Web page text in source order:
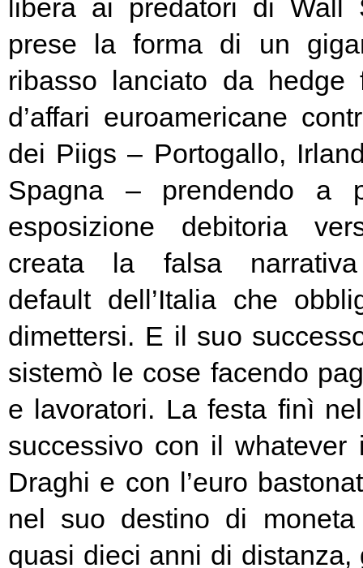
libera ai predatori di Wall
prese la forma di un
ribasso lanciato da hedge
d’affari euroamericane
dei Piigs – Portogallo,
Spagna – prendendo a
esposizione debitoria
creata la falsa narrativa
default dell’Italia che
dimettersi. E il suo
sistemò le cose facendo
e lavoratori. La festa finì
successivo con il whatever
Draghi e con l’euro
nel suo destino di
quasi dieci anni di